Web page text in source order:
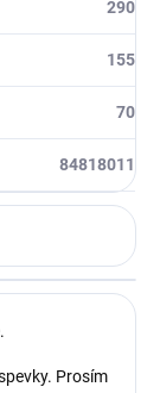
290
155
70
84818011
Prosím